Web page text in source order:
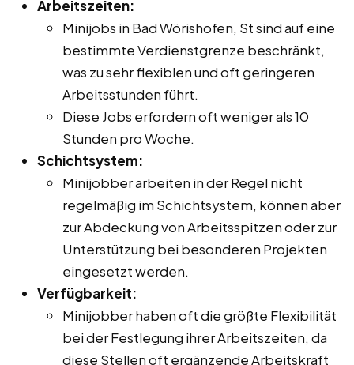
Arbeitszeiten:
Minijobs in Bad Wörishofen, St sind auf eine
bestimmte Verdienstgrenze beschränkt,
was zu sehr flexiblen und oft geringeren
Arbeitsstunden führt.
Diese Jobs erfordern oft weniger als 10
Stunden pro Woche.
Schichtsystem:
Minijobber arbeiten in der Regel nicht
regelmäßig im Schichtsystem, können aber
zur Abdeckung von Arbeitsspitzen oder zur
Unterstützung bei besonderen Projekten
eingesetzt werden.
Verfügbarkeit:
Minijobber haben oft die größte Flexibilität
bei der Festlegung ihrer Arbeitszeiten, da
diese Stellen oft ergänzende Arbeitskraft